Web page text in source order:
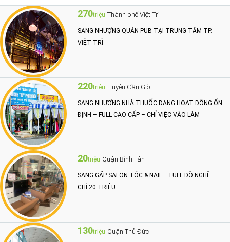
270triệu Thành phố Việt Trì
SANG NHƯỢNG QUÁN PUB TẠI TRUNG TÂM TP.
VIỆT TRÌ
220triệu Huyện Cần Giờ
SANG NHƯỢNG NHÀ THUỐC ĐANG HOẠT ĐỘNG ỔN
ĐỊNH – FULL CAO CẤP – CHỈ VIỆC VÀO LÀM
20triệu Quận Bình Tân
SANG GẤP SALON TÓC & NAIL – FULL ĐỒ NGHỀ –
CHỈ 20 TRIỆU
130triệu Quận Thủ Đức